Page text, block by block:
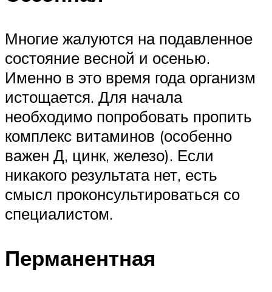
Многие жалуются на подавленное
состояние весной и осенью.
Именно в это время года организм
истощается. Для начала
необходимо попробовать пропить
комплекс витаминов (особенно
важен Д, цинк, железо). Если
никакого результата нет, есть
смысл проконсультироваться со
специалистом.
Перманентная